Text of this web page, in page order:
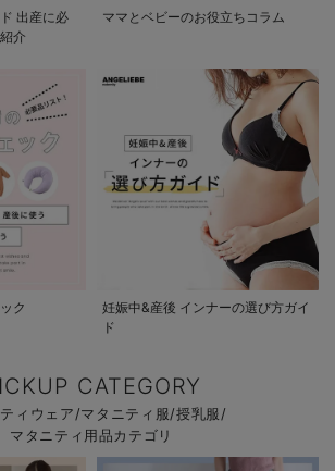
出産に必
介
ママとベビーのお役立ちコラム
ク
妊娠中&産後 インナーの選び方ガイ
ド
CATEGORY
ィウェア/マタニティ服/授乳服/
マタニティ用品カテゴリ